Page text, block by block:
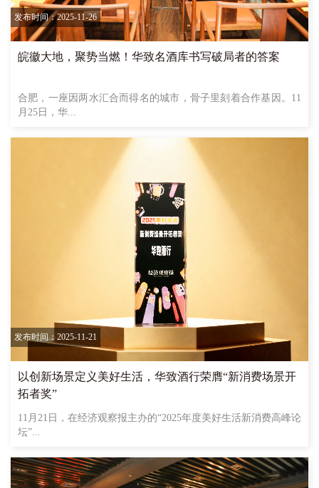
发布时间：2025-11-26
皖徽大地，聚势当燃！华致名酒库书写破局者的答案
合肥，一座因两水汇合而得名的城市，骨子里刻着合作基因。11
月25日，华...
发布时间：2025-11-21
以创新场景定义美好生活，华致酒行荣膺“新消费场景开
拓者奖”
11月21日，在经济观察报主办的“2025年度美好生活新消费高峰论
坛”...